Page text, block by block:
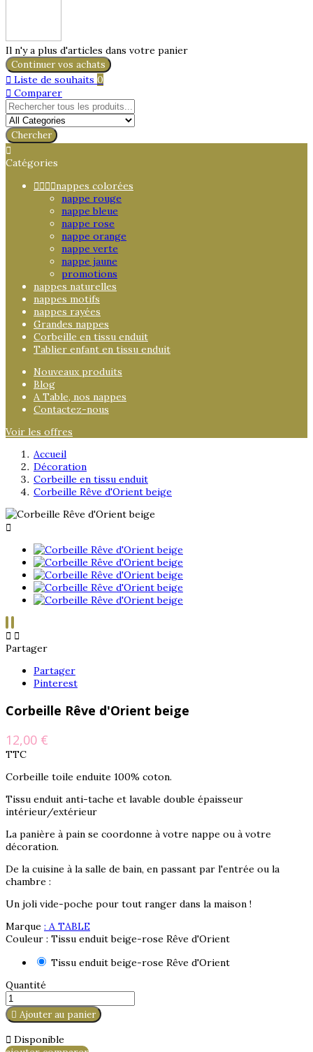
Il n'y a plus d'articles dans votre panier
Continuer vos achats
 Liste de souhaits 0
 Comparer
Chercher

Catégories
nappes colorées
nappe rouge
nappe bleue
nappe rose
nappe orange
nappe verte
nappe jaune
promotions
nappes naturelles
nappes motifs
nappes rayées
Grandes nappes
Corbeille en tissu enduit
Tablier enfant en tissu enduit
Nouveaux produits
Blog
A Table, nos nappes
Contactez-nous
Voir les offres
Accueil
Décoration
Corbeille en tissu enduit
Corbeille Rêve d'Orient beige

 
Partager
Partager
Pinterest
Corbeille Rêve d'Orient beige
12,00 €
TTC
Corbeille toile enduite 100% coton.
Tissu enduit anti-tache et lavable double épaisseur
intérieur/extérieur
La panière à pain se coordonne à votre nappe ou à votre
décoration.
De la cuisine à la salle de bain, en passant par l'entrée ou la
chambre :
Un joli vide-poche pour tout ranger dans la maison !
Marque : A TABLE
Couleur : Tissu enduit beige-rose Rêve d'Orient
Tissu enduit beige-rose Rêve d'Orient
Quantité
 Ajouter au panier
 Disponible